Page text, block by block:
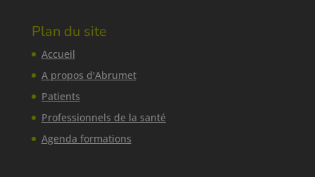
Plan du site
Accueil
A propos d'Abrumet
Patients
Professionnels de la santé
Agenda formations